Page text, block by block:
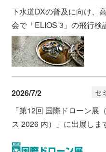
下水道DXの普及に向け、
会で「ELIOS 3」の飛行検
2026/7/2 セ
「第12回 国際ドローン展
ス 2026 内）」に出展しま